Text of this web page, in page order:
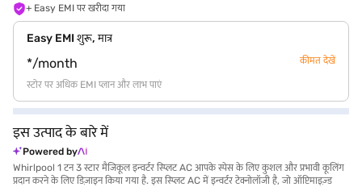
+ Easy EMI पर खरीदा गया
Easy EMI शुरू, मात्र
*/month कीमत देखें
स्टोर पर अधिक EMI प्लान और लाभ पाएं
इस उत्पाद के बारे में
Powered by
Whirlpool 1 टन 3 स्टार मैजिकूल इन्वर्टर स्प्लिट AC आपके स्पेस के लिए कुशल और प्रभावी कूलिंग
प्रदान करने के लिए डिज़ाइन किया गया है. इस स्प्लिट AC में इन्वर्टर टेक्नोलॉजी है, जो ऑप्टिमाइज़्ड